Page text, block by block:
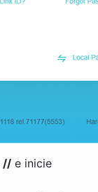
//e inicie